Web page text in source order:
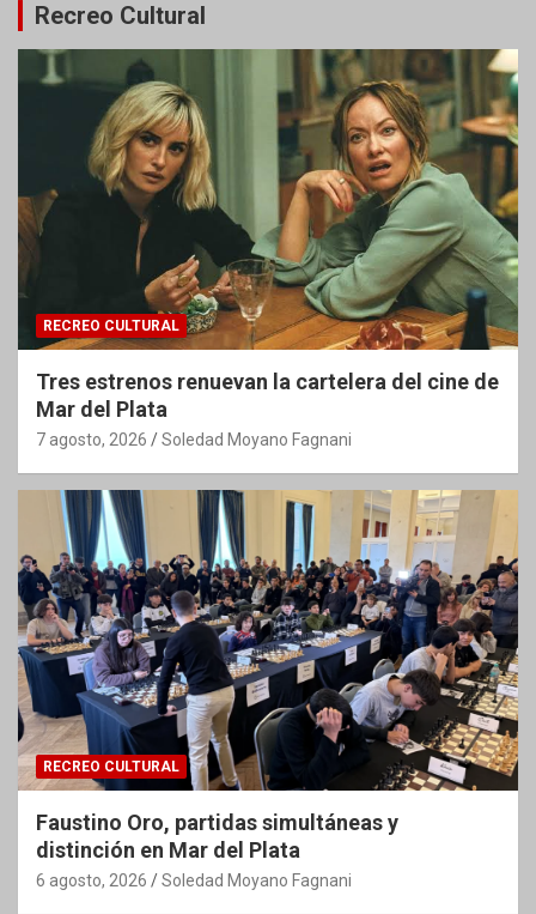
Recreo Cultural
RECREO CULTURAL
Tres estrenos renuevan la cartelera del cine de
Mar del Plata
7 agosto, 2026 Soledad Moyano Fagnani
RECREO CULTURAL
Faustino Oro, partidas simultáneas y
distinción en Mar del Plata
6 agosto, 2026 Soledad Moyano Fagnani